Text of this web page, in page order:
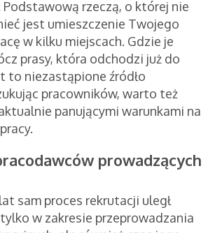
rzeczą, o której nie
jest umieszczenie Twojego
w kilku miejscach. Gdzie je
prasy, która odchodzi już do
to niezastąpione źródło
pracowników, warto też
panującymi warunkami na
prowadzących
sam proces rekrutacji uległ
w zakresie przeprowadzania